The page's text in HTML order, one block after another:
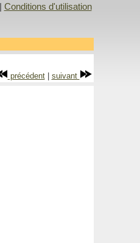
Conditions d'utilisation
précédent| suivant